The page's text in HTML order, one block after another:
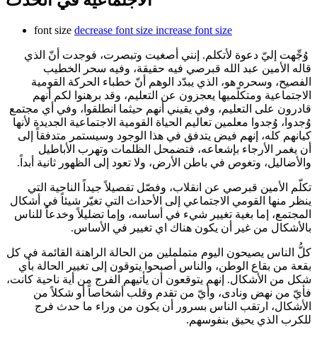
font size decrease font size increase font size
وُجِّهت إليّ دعوة لأتكلم. إنني أصغيت وتبصرت، فوجدت أنّ الذي
قاله الأمين عبد الله قبرصي فيه حقيقة، وفيه سحر الخطيب
الفصيح، وسحره هو، الذي يبدّد الوهم أنّ خطباء الحركة القومية
الاجتماعية ومتكلّميها يعجزون عن التعليم، وقد برهنوا لكم أنهم
قادرون على التعليم، وفي يقيني أنهم حيثما انطلقوا، وفي أي مجتمع
وُجدوا، وُجدوا معلمين تعاليم الحياة القومية الاجتماعية الجديدة لأنها
كيانهم كله، إنهم فيض يتدفق في هذا الوجود وسيستمر متدفقاً إلى
أن يغمر الأرجاء بإشعاعه، فتضمحل الظلمات وتهرب الأباطيل
والأضاليل، وتغوص في باطن الأرض، ولا تعود إلى الظهور ثانية أبداً.
تكلّم الأمين قبرصي عن انقلاب، وفصّل تفصيلاً جيداً الناحية التي
ينظر منها القومي الاجتماعي إلى الأحداث التي تغيّر شيئاً في أشكال
المجتمع، إما بغية تغيير شيء في أساسه، وإما تضليلاً وخدعاً للناس
بالأشكال من غير أن يكون هناك اي تغيير في الأساس.
كلُّ الناس يصيحون اليوم متململين من الحالة الراهنة القائمة في كل
بقعة من بقاع الوطن، والناس أصبحوا يتوقون إلى تغيير الحالة بأي
شكل من الأشكال. إنهم يتوقعون أن يأتيهم الفرج من أية ناحية كانت،
فأيّ من نهض ونادى، وأيّ من تقدم وقلب أشخاصاً أو شكلاً من
الأشكال، ارتقب الناس بسرور أن يكون من وراء ما حدث فرج
للكرب الذي يحيق بنفوسهم.